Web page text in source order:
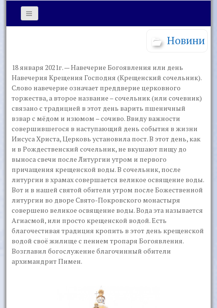
Новини
18 января 2021г. — Навечерие Богоявления или день
Навечерия Крещения Господня (Крещенский сочельник).
Слово навечерие означает преддверие церковного
торжества, а второе название – сочельник (или сочевник)
связано с традицией в этот день варить пшеничный
взвар с мёдом и изюмом – сочиво. Ввиду важности
совершившегося в наступающий день события в жизни
Иисуса Христа, Церковь установила пост. В этот день, как
и в Рождественский сочельник, не вкушают пищу до
выноса свечи после Литургии утром и первого
причащения крещенской воды. В сочельник, после
литургии в храмах совершается великое освящение воды.
Вот и в нашей святой обители утром после Божественной
литургии во дворе Свято-Покровского монастыря
совершено великое освящение воды. Вода эта называется
Агиасмой, или просто крещенской водой. Есть
благочестивая традиция кропить в этот день крещенской
водой своё жилище с пением тропаря Богоявления.
Возглавил богослужение благочинный обители
архимандрит Пимен.